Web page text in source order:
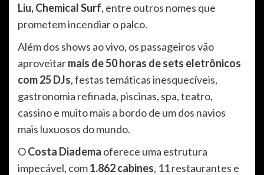
Liu, Chemical Surf, entre outros nomes que
prometem incendiar o palco.
Além dos shows ao vivo, os passageiros vão
aproveitarmais de 50 horas de sets eletrônicos
com 25 DJs, festas temáticas inesquecíveis,
gastronomia refinada, piscinas, spa, teatro,
cassino e muito mais a bordo de um dos navios
mais luxuosos do mundo.
OCosta Diadema oferece uma estrutura
impecável, com1.862 cabines, 11 restaurantes e